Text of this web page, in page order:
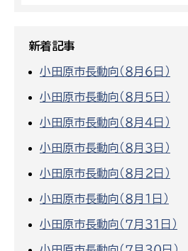
新着記事
小田原市長動向（８月６日）
小田原市長動向（８月５日）
小田原市長動向（８月４日）
小田原市長動向（８月３日）
小田原市長動向（８月２日）
小田原市長動向（８月１日）
小田原市長動向（７月３１日）